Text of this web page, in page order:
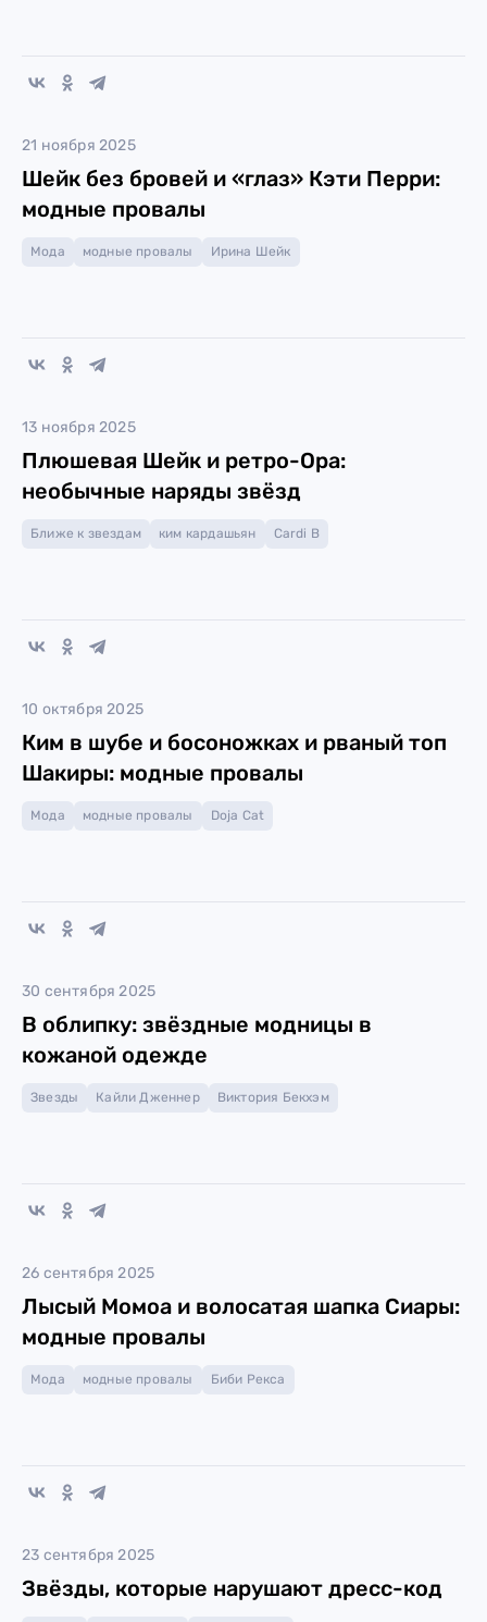
21 ноября 2025
Шейк без бровей и «глаз» Кэти Перри:
модные провалы
Мода модные провалы Ирина Шейк
13 ноября 2025
Плюшевая Шейк и ретро-Ора:
необычные наряды звёзд
Ближе к звездам ким кардашьян Cardi B
10 октября 2025
Ким в шубе и босоножках и рваный топ
Шакиры: модные провалы
Мода модные провалы Doja Cat
30 сентября 2025
В облипку: звёздные модницы в
кожаной одежде
Звезды Кайли Дженнер Виктория Бекхэм
26 сентября 2025
Лысый Момоа и волосатая шапка Сиары:
модные провалы
Мода модные провалы Биби Рекса
23 сентября 2025
Звёзды, которые нарушают дресс-код